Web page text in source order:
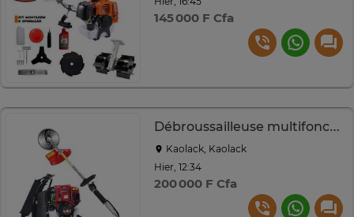
145 000 F Cfa
Débroussailleuse multifonction 4 temps
Kaolack, Kaolack
Hier, 12:34
200 000 F Cfa